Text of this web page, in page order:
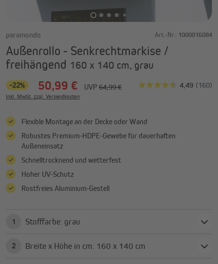
paramondo Art.-Nr.: 1000016084
Außenrollo - Senkrechtmarkise /
freihängend 160 x 140 cm, grau
-22% 50,99 € UVP 64,99 €
Inkl. MwSt. zzgl. Versandkosten
Flexible Montage an der Decke oder Wand
Robustes Premium-HDPE-Gewebe für dauerhaften
Außeneinsatz
Schnelltrocknend und wetterfest
Hoher UV-Schutz
Rostfreies Aluminium-Gestell
1 Stofffarbe: grau
2 Breite x Höhe in cm: 160 x 140 cm